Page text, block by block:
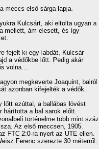
meccs első sárga lapja.
Kulcsárt, aki eltolta ugyan a
mellett, ám elesett, és í­gy
fejelt ki egy labdát, Kulcsár
a védőkbe lőtt. Pedig akár
volna…
megkeverte Joaquint, balról
azonban kifejelték a védők.
lőtt ezúttal, a ballábas lövést
hárí­totta a bal sarok előtt.
történelme több mint száz
Az első meccsen, 1905.
FTC 2:0-ra nyert az UTE ellen.
Ferenc szerezte 30 méterről.